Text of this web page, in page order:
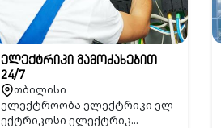
ელექტრიკი გამოძახებით
24/7
თბილისი
ელექტროობა ელექტრიკი ელ
ექტრიკოსი ელექტრიკ...